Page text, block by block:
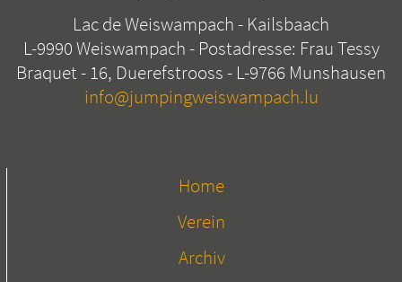
Lac de Weiswampach - Kailsbaach
L-9990 Weiswampach - Postadresse: Frau Tessy
Braquet - 16, Duerefstrooss - L-9766 Munshausen
info@jumpingweiswampach.lu
Home
Verein
Archiv